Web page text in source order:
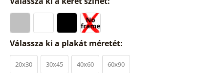
Válassza ki a plakát méretét:
20x30 30x45 40x60 60x90